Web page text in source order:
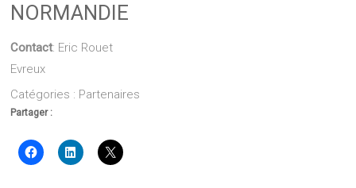
NORMANDIE
Contact: Eric Rouet
Evreux
Catégories : Partenaires
Partager :